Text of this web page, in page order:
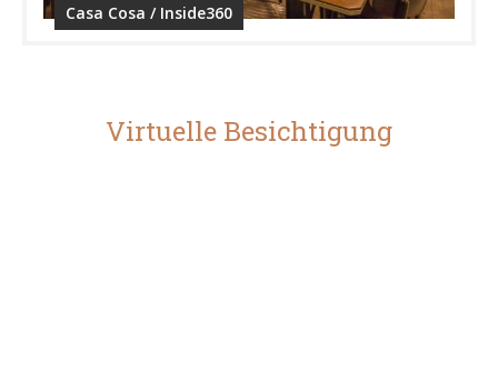
Casa Cosa / Inside360
Virtuelle Besichtigung